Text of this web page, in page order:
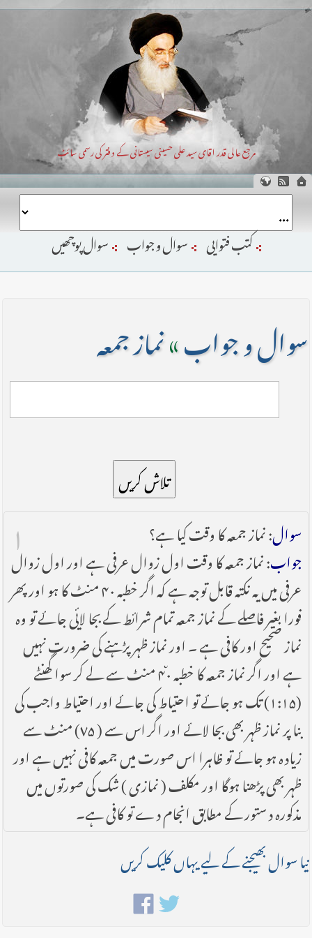
مرجع عالی قدر اقای سید علی حسینی سیستانی کے دفتر کی رسمی سائٹ
کتب فتوایی سوال و جواب سوال پوچھیں
سوال و جواب»نماز جمعہ
تلاش کریں
۱ سوال: نماز جمعہ کا وقت کیا ہے؟
جواب: نماز جمعہ کا وقت اول زوال عرفی ہے اور اول زوال
عرفی میں یہ نکتہ قابل توجہ ہے کہ اگر خطبہ ۴۰ منٹ کا ہو اور پھر
فورا بغیر فاصلے کے نماز جمعہ تمام شرائط کے بجا لایٔی جائے تو وہ
نماز صحیح اور کافی ہے ۔ اور نماز ظہر پڑہنے کی ضرورت نہیں
ہے اور اگر نماز جمعہ کا خطبہ ۴۰٘ منٹ سے لے کر سوا گھنٹے
(۱:۱۵) تک ہو جائے تو احتیاط کی جائے اور احتیاط واجب کی
بنا پر نماز ظہر بھی بجا لائے اور اگر اس سے ( ۷۵) منٹ سے
زیادہ ہو جائے تو ظاہرا اس صورت میں جمعہ کافی نہیں ہے اور
ظہر بھی پڑھنا ہوگا اور مکلف ( نمازی ) شک کی صورتوں میں
مذکورہ دستور کے مطابق انجام دے تو کافی ہے۔
نیا سوال بھیجنے کے لیے یہاں کلیک کریں